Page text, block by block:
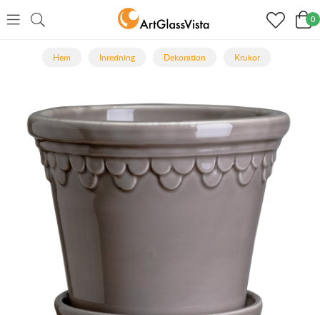
0
Hem Inredning Dekoration Krukor